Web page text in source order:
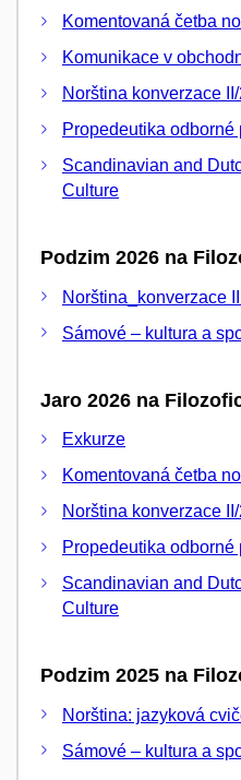
Komentovaná četba
Komunikace v
Norština konverzace II/
Propedeutika odborné
Scandinavian and
Culture
Podzim 2026 na
Norština_konverzace
Sámové – kultura a
Jaro 2026 na
Exkurze
Komentovaná četba
Norština konverzace II/
Propedeutika odborné
Scandinavian and
Culture
Podzim 2025 na
Norština: jazyková
Sámové – kultura a